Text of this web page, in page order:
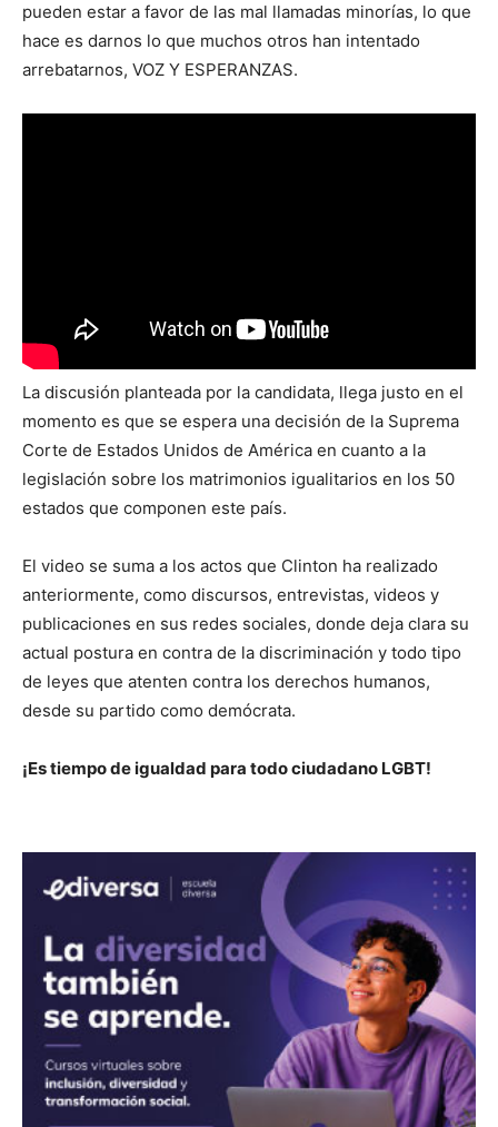
pueden estar a favor de las mal llamadas minorías, lo que
hace es darnos lo que muchos otros han intentado
arrebatarnos, VOZ Y ESPERANZAS.
La discusión planteada por la candidata, llega justo en el
momento es que se espera una decisión de la Suprema
Corte de Estados Unidos de América en cuanto a la
legislación sobre los matrimonios igualitarios en los 50
estados que componen este país.
El video se suma a los actos que Clinton ha realizado
anteriormente, como discursos, entrevistas, videos y
publicaciones en sus redes sociales, donde deja clara su
actual postura en contra de la discriminación y todo tipo
de leyes que atenten contra los derechos humanos,
desde su partido como demócrata.
¡Es tiempo de igualdad para todo ciudadano LGBT!